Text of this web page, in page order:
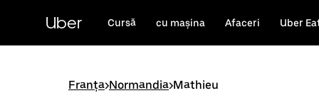
conținutul
principal
Uber Cursă cu mașina Afaceri Uber
Franța>Normandia>Mathieu